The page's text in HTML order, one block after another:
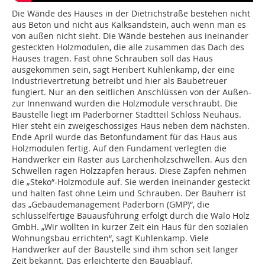
Die Wände des Hauses in der Dietrichstraße bestehen nicht
aus Beton und nicht aus Kalksandstein, auch wenn man es
von außen nicht sieht. Die Wände bestehen aus ineinander
gesteckten Holzmodulen, die alle zusammen das Dach des
Hauses tragen. Fast ohne Schrauben soll das Haus
ausgekommen sein, sagt Heribert Kuhlenkamp, der eine
Industrievertretung betreibt und hier als Baubetreuer
fungiert. Nur an den seitlichen Anschlüssen von der Außen-
zur Innenwand wurden die Holzmodule verschraubt. Die
Baustelle liegt im Paderborner Stadtteil Schloss Neuhaus.
Hier steht ein zweigeschossiges Haus neben dem nächsten.
Ende April wurde das Betonfundament für das Haus aus
Holzmodulen fertig. Auf den Fundament verlegten die
Handwerker ein Raster aus Lärchenholzschwellen. Aus den
Schwellen ragen Holzzapfen heraus. Diese Zapfen nehmen
die „Steko“-Holzmodule auf. Sie werden ineinander gesteckt
und halten fast ohne Leim und Schrauben. Der Bauherr ist
das „Gebäudemanagement Paderborn (GMP)“, die
schlüsselfertige Bauausführung erfolgt durch die Walo Holz
GmbH. „Wir wollten in kurzer Zeit ein Haus für den sozialen
Wohnungsbau errichten“, sagt Kuhlenkamp. Viele
Handwerker auf der Baustelle sind ihm schon seit langer
Zeit bekannt. Das erleichterte den Bauablauf.